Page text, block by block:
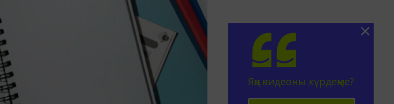
Яңа видеоны күрдеңме?